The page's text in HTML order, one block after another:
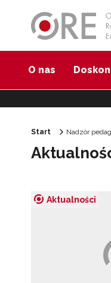
O nas
Start Nadzór
Aktualności